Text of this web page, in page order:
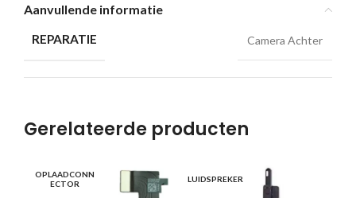
Aanvullende informatie
REPARATIE Camera Achter
Gerelateerde producten
OPLAADCONN
ECTOR
LUIDSPREKER